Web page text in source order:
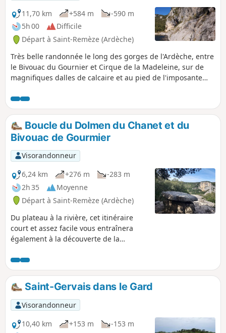
11,70 km
+584 m
-590 m
5h 00
Difficile
Départ à Saint-Remèze (Ardèche)
Très belle randonnée le long des gorges de l'Ardèche, entre
le Bivouac du Gournier et Cirque de la Madeleine, sur de
magnifiques dalles de calcaire et au pied de l'imposante
découvrira l'immense rocher surnommé Cathédrale de plus
de 100 m de hauteur et dont la forme découpée fait penser
à une cathédrale.
Boucle du Dolmen du Chanet et du
Bivouac de Gourmier
Visorandonneur
6,24 km
+276 m
-283 m
2h 35
Moyenne
Départ à Saint-Remèze (Ardèche)
Du plateau à la rivière, cet itinéraire
court et assez facile vous entraînera
également à la découverte de la
genévrier de Phénicie. Le dénivelé
positif est en fin de parcours, la piste
bétonnée qui va du bivouac de Gournier
au point de départ est très raide. Le
parcours est bien ombragé. Prêtez
attention au point (3).
Saint-Gervais dans le Gard
Visorandonneur
10,40 km
+153 m
-153 m